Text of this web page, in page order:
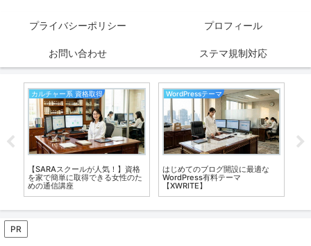
プライバシーポリシー プロフィール
お問い合わせ ステマ規制対応
カルチャー系 資格取得
【SARAスクールが人気！】資格
を家で簡単に取得できる女性のた
めの通信講座
WordPressテーマ
はじめてのブログ開設に最適な
WordPress有料テーマ
【XWRITE】
PR